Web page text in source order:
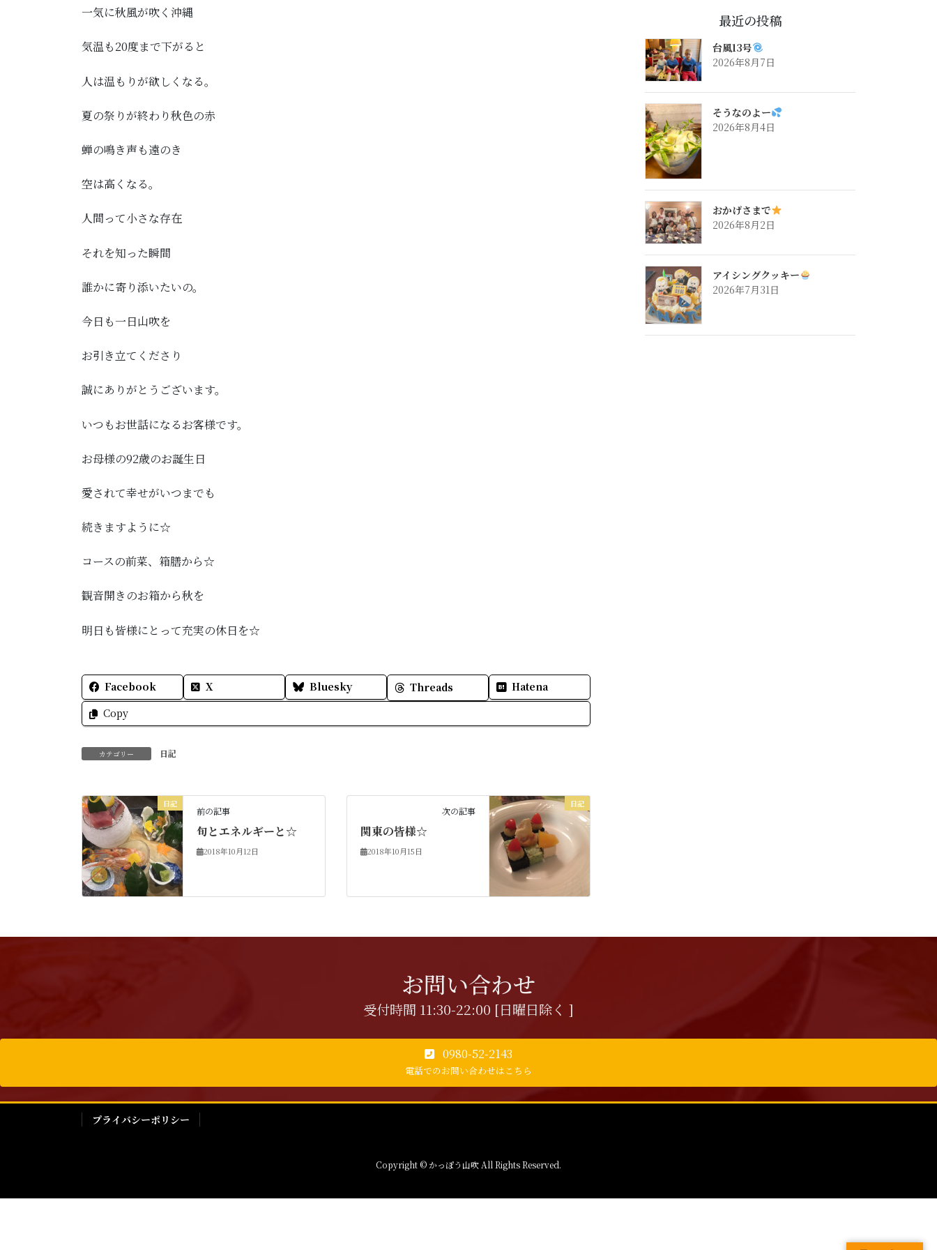
一気に秋風が吹く沖縄
気温も20度まで下がると
人は温もりが欲しくなる。
夏の祭りが終わり秋色の赤
蝉の鳴き声も遠のき
空は高くなる。
人間って小さな存在
それを知った瞬間
誰かに寄り添いたいの。
今日も一日山吹を
お引き立てくださり
誠にありがとうございます。
いつもお世話になるお客様です。
お母様の92歳のお誕生日
愛されて幸せがいつまでも
続きますように☆
コースの前菜、箱膳から☆
観音開きのお箱から秋を
明日も皆様にとって充実の休日を☆
Facebook X Bluesky Threads
Hatena
Copy
カテゴリー 日記
日記
前の記事
旬とエネルギーと☆
2018年10月12日
日記
次の記事
関東の皆様☆
2018年10月15日
最近の投稿
台風13号
2026年8月7日
そうなのよー
2026年8月4日
おかげさまで
2026年8月2日
アイシングクッキー
2026年7月31日
お問い合わせ
受付時間 11:30-22:00 [日曜日除く ]
0980-52-2143
電話でのお問い合わせはこちら
プライバシーポリシー
Copyright © かっぽう山吹 All Rights Reserved.